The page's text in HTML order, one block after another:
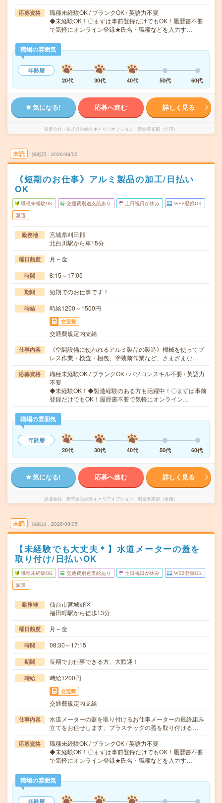
応募資格
職種未経験OK / ブランクOK / 英語力不要
◆未経験OK！〇まずは事前登録だけでもOK！履歴書不要
で気軽にオンライン登録★氏名・職種などを入力す…
職場の雰囲気
年齢層
20代
30代 40代 50代 60代
気になる! 応募へ進む 詳しく見る
派遣会社 株式会社綜合キャリアオプション 製造事業部（全国）
未読 掲載日 2026/08/05
《短期のお仕事》アルミ製品の加工/日払い
OK
職種未経験OK 交通費別途支給あり 土日祝日が休み WEB登録OK
派遣
勤務地
宮城県刈田郡
北白川駅から車15分
曜日頻度 月～金
時間 8:15～17:05
期間 短期でのお仕事です！
時給 時給1200～1500円
交通費
交通費規定内支給
仕事内容
《空調設備に使われるアルミ製品の製造》機械を使ってプ
レス作業・検査・梱包、塗装前作業など、さまざまな…
応募資格
職種未経験OK / ブランクOK / パソコンスキル不要 / 英語力
不要
◆未経験OK！◆製造経験のある方も活躍中！〇まずは事前
登録だけでもOK！履歴書不要で気軽にオンライン…
職場の雰囲気
年齢層
20代
30代 40代 50代 60代
気になる! 応募へ進む 詳しく見る
派遣会社 株式会社綜合キャリアオプション 製造事業部（全国）
未読 掲載日 2026/08/05
【未経験でも大丈夫＊】水道メーターの蓋を
取り付け/日払いOK
職種未経験OK 交通費別途支給あり 土日祝日が休み WEB登録OK
派遣
勤務地
仙台市宮城野区
福田町駅から徒歩13分
曜日頻度 月～金
時間 08:30～17:15
期間 長期でお仕事できる方、大歓迎！
時給 時給1200円
交通費
交通費規定内支給
仕事内容
水道メーターの蓋を取り付けるお仕事メーターの最終組み
立てをお任せします。プラスチックの蓋を取り付ける…
応募資格
職種未経験OK / ブランクOK / 英語力不要
◆未経験OK！〇まずは事前登録だけでもOK！履歴書不要
で気軽にオンライン登録★氏名・職種などを入力す…
職場の雰囲気
年齢層